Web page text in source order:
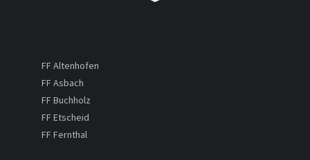
FF Altenhofen
FF Asbach
FF Buchholz
FF Etscheid
FF Fernthal